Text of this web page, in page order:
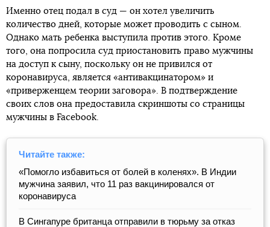
Именно отец подал в суд — он хотел увеличить
количество дней, которые может проводить с сыном.
Однако мать ребенка выступила против этого. Кроме
того, она попросила суд приостановить право мужчины
на доступ к сыну, поскольку он не привился от
коронавируса, является «антивакцинатором» и
«приверженцем теории заговора». В подтверждение
своих слов она предоставила скриншоты со страницы
мужчины в Facebook.
Читайте также:
«Помогло избавиться от болей в коленях». В Индии
мужчина заявил, что 11 раз вакцинировался от
коронавируса
В Сингапуре британца отправили в тюрьму за отказ